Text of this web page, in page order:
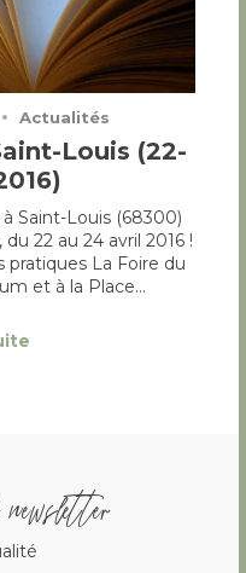
Actualités
Louis (22-
Saint-Louis (68300)
22 au 24 avril 2016 !
La Foire du
et à la Place…